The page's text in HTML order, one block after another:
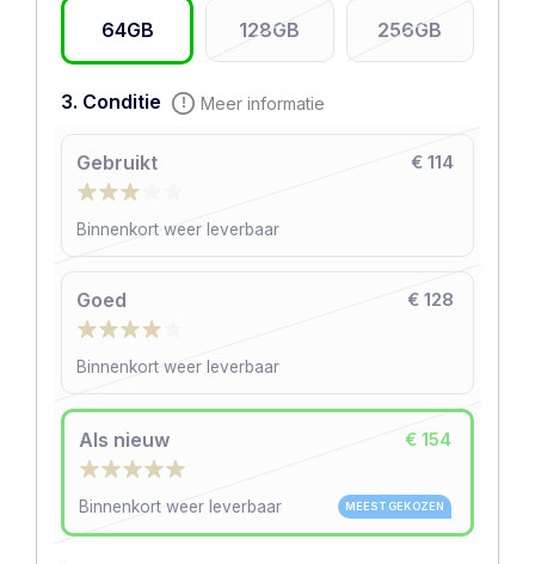
64GB 128GB 256GB
3. Conditie Meer informatie
Gebruikt € 114
Binnenkort weer leverbaar
Goed € 128
Binnenkort weer leverbaar
Als nieuw
MEEST GEKOZEN
€ 154
Binnenkort weer leverbaar